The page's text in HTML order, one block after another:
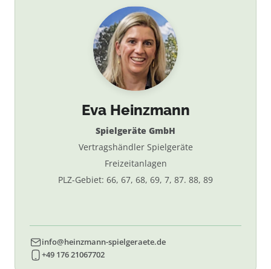
Eva Heinzmann
Spielgeräte GmbH
Vertragshändler Spielgeräte
Freizeitanlagen
PLZ-Gebiet: 66, 67, 68, 69, 7, 87. 88, 89
info@heinzmann-spielgeraete.de
+49 176 21067702